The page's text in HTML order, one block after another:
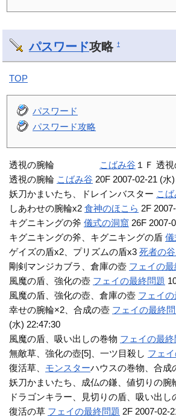
パスワード攻略 †
TOP
パスワード
パスワード攻略
透視の腕輪 こばみ谷 １Ｆ 透
透視の腕輪 こばみ谷 20F 2007-02-21 (水
妖刀かまいたち、ドレインバスター こ
しあわせの腕輪x2食神のほこら 2F
キグニキングの斧儀式の洞窟 26F 2007-
キグニキングの斧、キグニキングの盾儀
ゲイズの盾x2、プリズムの盾x3死者の
剛剣マンジカブラ、倉庫の壺 フェイの最
風魔の盾、強化の壺 フェイの最終問題
風魔の盾、強化の壺、倉庫の壺 フェイ
幸せの腕輪×2、合成の壺 フェイの最終
(水) 22:47:30
風魔の盾、吸い出しの巻物 フェイの最終
無敵草、強化の壺[5]、一ツ目殺し フェ
復活草、 モンスターハウスの巻物、合成
妖刀かまいたち、成仏の鎌、値切りの腕
ドラゴンキラー、見切りの盾、吸い出し
復活の草 フェイの最終問題 2F 2007-02-